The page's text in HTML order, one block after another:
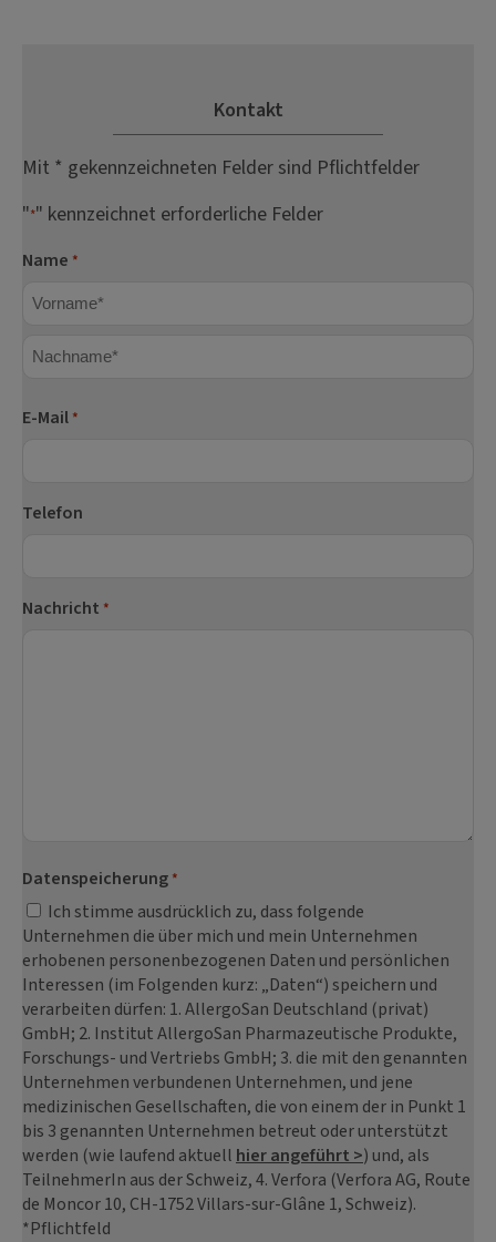
Kontakt
Mit * gekennzeichneten Felder sind Pflichtfelder
"*" kennzeichnet erforderliche Felder
Name *
E-Mail *
Telefon
Nachricht *
Datenspeicherung *
Ich stimme ausdrücklich zu, dass folgende
Unternehmen die über mich und mein Unternehmen
erhobenen personenbezogenen Daten und persönlichen
Interessen (im Folgenden kurz: „Daten“) speichern und
verarbeiten dürfen: 1. AllergoSan Deutschland (privat)
GmbH; 2. Institut AllergoSan Pharmazeutische Produkte,
Forschungs- und Vertriebs GmbH; 3. die mit den genannten
Unternehmen verbundenen Unternehmen, und jene
medizinischen Gesellschaften, die von einem der in Punkt 1
bis 3 genannten Unternehmen betreut oder unterstützt
werden (wie laufend aktuell hier angeführt >) und, als
TeilnehmerIn aus der Schweiz, 4. Verfora (Verfora AG, Route
de Moncor 10, CH-1752 Villars-sur-Glâne 1, Schweiz).
*Pflichtfeld